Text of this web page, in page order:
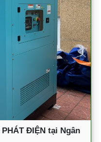
ĐIỆN tại Ngân